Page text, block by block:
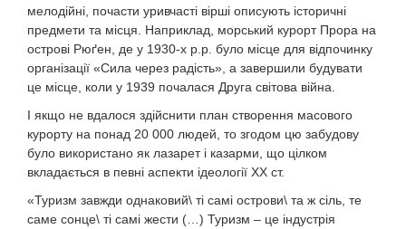
мелодійні, почасти уривчасті вірші описують історичні
предмети та місця. Наприклад, морський курорт Прора на
острові Рюґен, де у 1930-х р.р. було місце для відпочинку
організації «Сила через радість», а завершили будувати
це місце, коли у 1939 почалася Друга світова війна.
І якщо не вдалося здійснити план створення масового
курорту на понад 20 000 людей, то згодом цю забудову
було використано як лазарет і казарми, що цілком
вкладається в певні аспекти ідеології ХХ ст.
«Туризм завжди однаковий\ ті самі острови\ та ж сіль, те
саме сонце\ ті самі жести (…) Туризм – це індустрія